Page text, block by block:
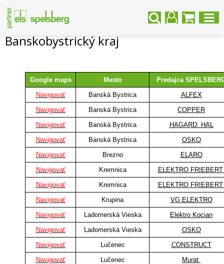
Banskobystrický kraj
Google maps Mesto
Predajca
Navigovať
Banská Bystrica
ALFEX
Navigovať
Banská Bystrica
COPPER
Navigovať
Banská Bystrica
HAGARD: HAL
Navigovať
Banská Bystrica
OSKO
Navigovať
Brezno
ELARO
Navigovať
Kremnica
ELEKTRO
Navigovať
Kremnica
ELEKTRO
Navigovať
Krupina
VG ELEKTRO
Navigovať
Ladomerská Vieska
Elektro Kocian
Navigovať
Ladomerská Vieska
OSKO
Navigovať
Lučenec
CONSTRUCT
Navigovať
Lučenec
Murat